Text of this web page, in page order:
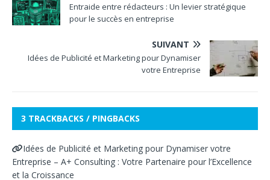
Entraide entre rédacteurs : Un levier stratégique
pour le succès en entreprise
SUIVANT
Idées de Publicité et Marketing pour Dynamiser
votre Entreprise
3 TRACKBACKS / PINGBACKS
Idées de Publicité et Marketing pour Dynamiser votre
Entreprise – A+ Consulting : Votre Partenaire pour l’Excellence
et la Croissance